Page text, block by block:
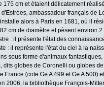
175 cm et étaient délicatement
d'Estrées, ambassadeur français de
alors à Paris en 1681, où il
cm de diamètre et pèsent environ
: il présente l'état des
: il représente l'état du ciel à la
sous forme d'animaux
dits globes de Coronelli ou globes
France (cote Ge A 499 et Ge A
2006, la bibliothèque François-